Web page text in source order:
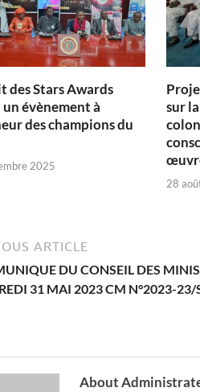
des Stars Awards
un évènement à
des champions du
2025
sur
28
ARTICLE
DU CONSEIL DES
31 MAI 2023 CM N°2023-23/
About